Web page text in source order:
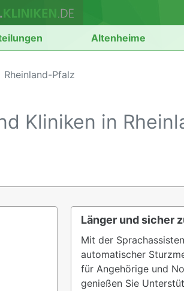
Altenheime
Rheinland-Pfalz
Kliniken in
Länger und sicher
Mit der
automatischer
für Angehörige und
genießen Sie